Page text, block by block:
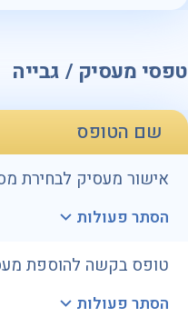
טפסי מעסיק / גבייה
שם הטופס
אישור מעסיק לבחירת
הסתר פעולות
טופס בקשה להוספת
הסתר פעולות